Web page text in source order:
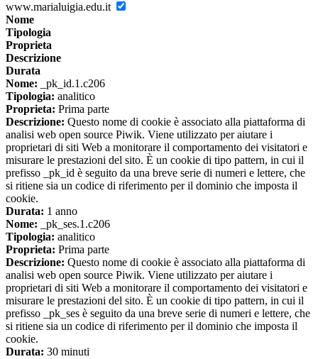
www.marialuigia.edu.it
Nome
Tipologia
Proprieta
Descrizione
Durata
Nome: _pk_id.1.c206
Tipologia: analitico
Proprieta: Prima parte
Descrizione: Questo nome di cookie è associato alla piattaforma di
analisi web open source Piwik. Viene utilizzato per aiutare i
proprietari di siti Web a monitorare il comportamento dei visitatori e
misurare le prestazioni del sito. È un cookie di tipo pattern, in cui il
prefisso _pk_id è seguito da una breve serie di numeri e lettere, che
si ritiene sia un codice di riferimento per il dominio che imposta il
cookie.
Durata: 1 anno
Nome: _pk_ses.1.c206
Tipologia: analitico
Proprieta: Prima parte
Descrizione: Questo nome di cookie è associato alla piattaforma di
analisi web open source Piwik. Viene utilizzato per aiutare i
proprietari di siti Web a monitorare il comportamento dei visitatori e
misurare le prestazioni del sito. È un cookie di tipo pattern, in cui il
prefisso _pk_ses è seguito da una breve serie di numeri e lettere, che
si ritiene sia un codice di riferimento per il dominio che imposta il
cookie.
Durata: 30 minuti